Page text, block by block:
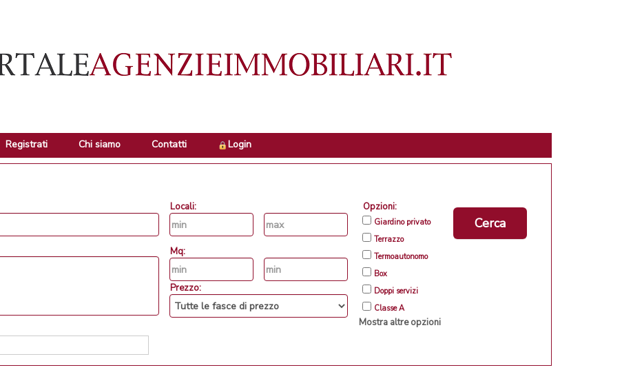
Registrati Chi siamo Contatti Login
Locali:
Mq:
Prezzo:
Opzioni:
Giardino privato
Terrazzo
Termoautonomo
Box
Doppi servizi
Classe A
Mostra altre opzioni
Cerca